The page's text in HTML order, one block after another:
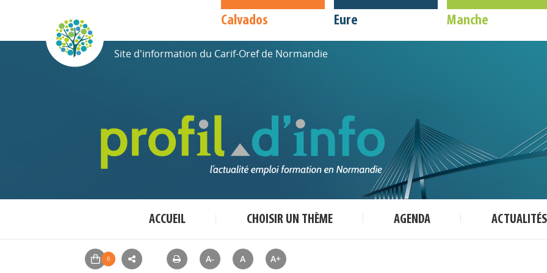
Calvados Eure Manche
Site d'information du Carif-Oref de Normandie
ACCUEIL CHOISIR UN THÈME AGENDA ACTUALITÉS
A- A A+